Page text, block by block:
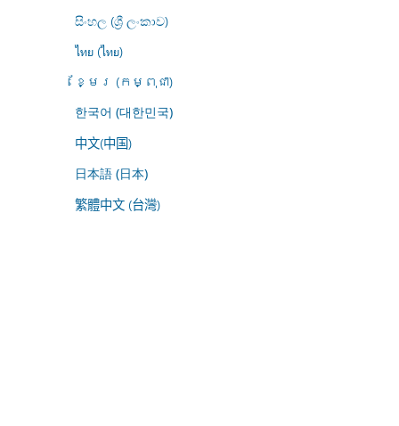
සිංහල (ශ්‍රී ලංකාව)
ไทย (ไทย)
ខ្មែរ (កម្ពុជា)
한국어 (대한민국)
中文(中国)
日本語 (日本)
繁體中文 (台灣)